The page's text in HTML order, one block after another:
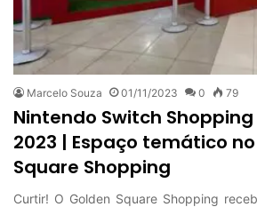
Marcelo Souza 01/11/2023 0 79
Nintendo Switch Shopping
2023 | Espaço temático
Square Shopping
Curtir! O Golden Square Shopping